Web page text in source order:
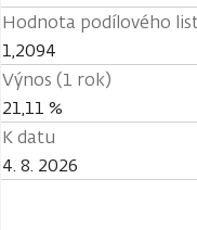
Hodnota podílového
1,2094
Výnos (1 rok)
21,11 %
K datu
4. 8. 2026